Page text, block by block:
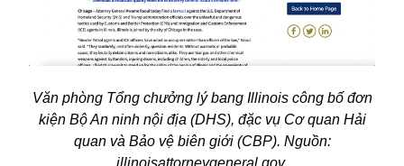
Văn phòng Tổng chưởng lý bang Illinois công bố đơn
kiện Bộ An ninh nội địa (DHS), đặc vụ Cơ quan Hải
quan và Bảo vệ biên giới (CBP). Nguồn: